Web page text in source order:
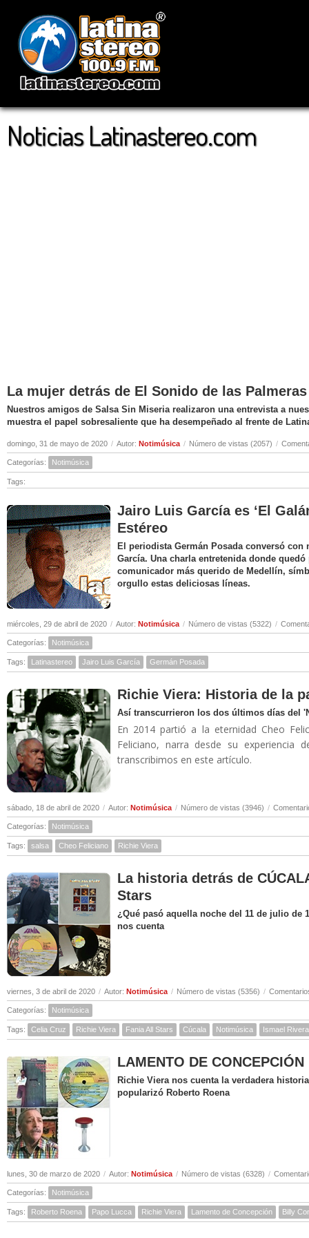
Noticias Latinastereo.com
La mujer detrás de El Sonido de las Palmeras
Nuestros amigos de Salsa Sin Miseria realizaron una entrevista a
muestra el papel sobresaliente que ha desempeñado al frente de
domingo, 31 de mayo de 2020 / Autor: Notimúsica / Número de vistas (2057) /
Categorías: Notimúsica
Tags:
Jairo Luis García es ‘El
Estéreo
El periodista Germán Posada conversó
García. Una charla entretenida donde
comunicador más querido de Medellín,
orgullo estas deliciosas líneas.
miércoles, 29 de abril de 2020 / Autor: Notimúsica / Número de vistas (5322) /
Categorías: Notimúsica
Tags: Latinastereo Jairo Luis García Germán Posada
Richie Viera: Historia de la
Así transcurrieron los dos últimos días del
En 2014 partió a la eternidad Cheo
Feliciano, narra desde su experiencia
transcribimos en este artículo.
sábado, 18 de abril de 2020 / Autor: Notimúsica / Número de vistas (3946) /
Categorías: Notimúsica
Tags: salsa Cheo Feliciano Richie Viera
La historia detrás de
Stars
¿Qué pasó aquella noche del 11 de julio de
nos cuenta
viernes, 3 de abril de 2020 / Autor: Notimúsica / Número de vistas (5356) /
Categorías: Notimúsica
Tags: Celia Cruz Richie Viera Fania All Stars Cúcala Notimúsica Ismael Rivera
LAMENTO DE
Richie Viera nos cuenta la verdadera
popularizó Roberto Roena
lunes, 30 de marzo de 2020 / Autor: Notimúsica / Número de vistas (6328) /
Categorías: Notimúsica
Tags: Roberto Roena Papo Lucca Richie Viera Lamento de Concepción Billy